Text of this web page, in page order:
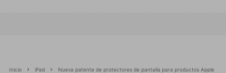
Inicio iPad Nueva patente de protectores de pantalla para productos Apple